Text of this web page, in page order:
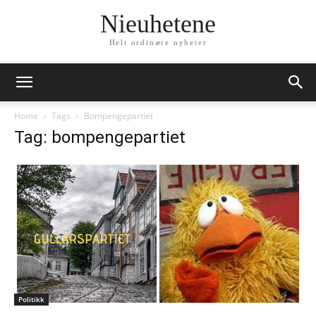
Nieuhetene
Helt ordinære nyheter
Home Tags Bompengepartiet
Tag: bompengepartiet
Politikk